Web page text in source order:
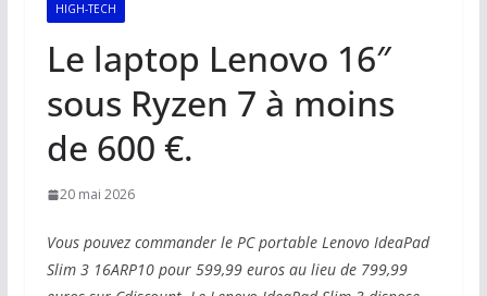
HIGH-TECH
Le laptop Lenovo 16″
sous Ryzen 7 à moins
de 600 €.
20 mai 2026
Vous pouvez commander le PC portable Lenovo IdeaPad
Slim 3 16ARP10 pour 599,99 euros au lieu de 799,99